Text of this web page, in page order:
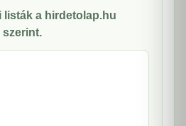
listák a hirdetolap.hu
szerint.